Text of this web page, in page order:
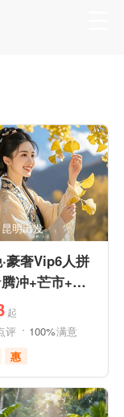
昆明出发
豪奢Vip6人拼
冲+芒市+瑞
往返轻松旅途
起
评 100%满意
惠
时间
机
品质游
赏花之旅